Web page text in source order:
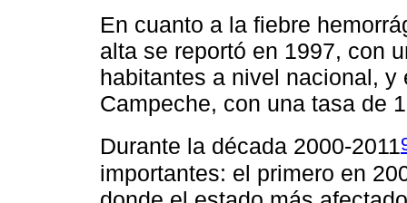
En cuanto a la fiebre
alta se reportó en 1997, con
habitantes a nivel nacional,
Campeche, con una tasa de
Durante la década 2000-2011
importantes: el primero en